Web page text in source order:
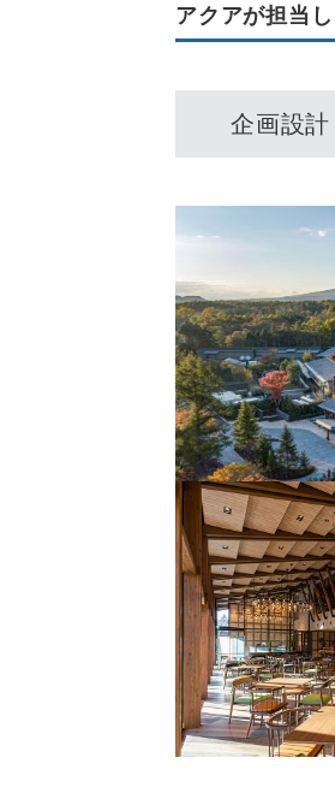
アクアが担当
企画設計